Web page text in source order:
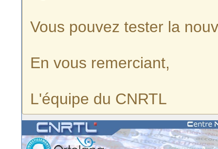
Vous pouvez tester la
En vous remerciant,
L'équipe du CNRTL